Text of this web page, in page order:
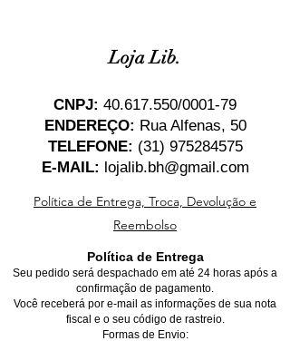
Loja Lib.
CNPJ: 40.617.550/0001-79
ENDEREÇO: Rua Alfenas, 50
TELEFONE: (31) 975284575
E-MAIL: lojalib.bh@gmail.com
Política de Entrega, Troca, Devolução e
Reembolso
Política de Entrega
Seu pedido será despachado em até 24 horas após a
confirmação de pagamento.
Você receberá por e-mail as informações de sua nota
fiscal e o seu código de rastreio.
Formas de Envio: